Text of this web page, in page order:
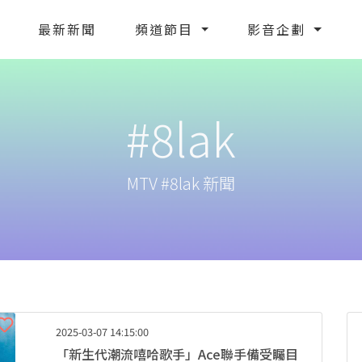
最新新聞 頻道節目 影音企劃
#8lak
MTV #8lak 新聞
2025-03-07 14:15:00
「新生代潮流嘻哈歌手」Ace聯手備受矚目